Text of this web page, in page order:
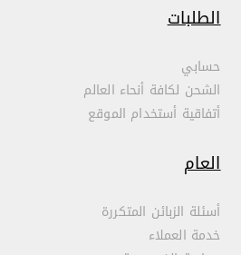
الطلبات
حسابي
الشحن لكافة أنحاء العالم
أتفاقية أستخدام الموقع
العام
أسئلة الزبائن المتكررة
خدمة العملاء